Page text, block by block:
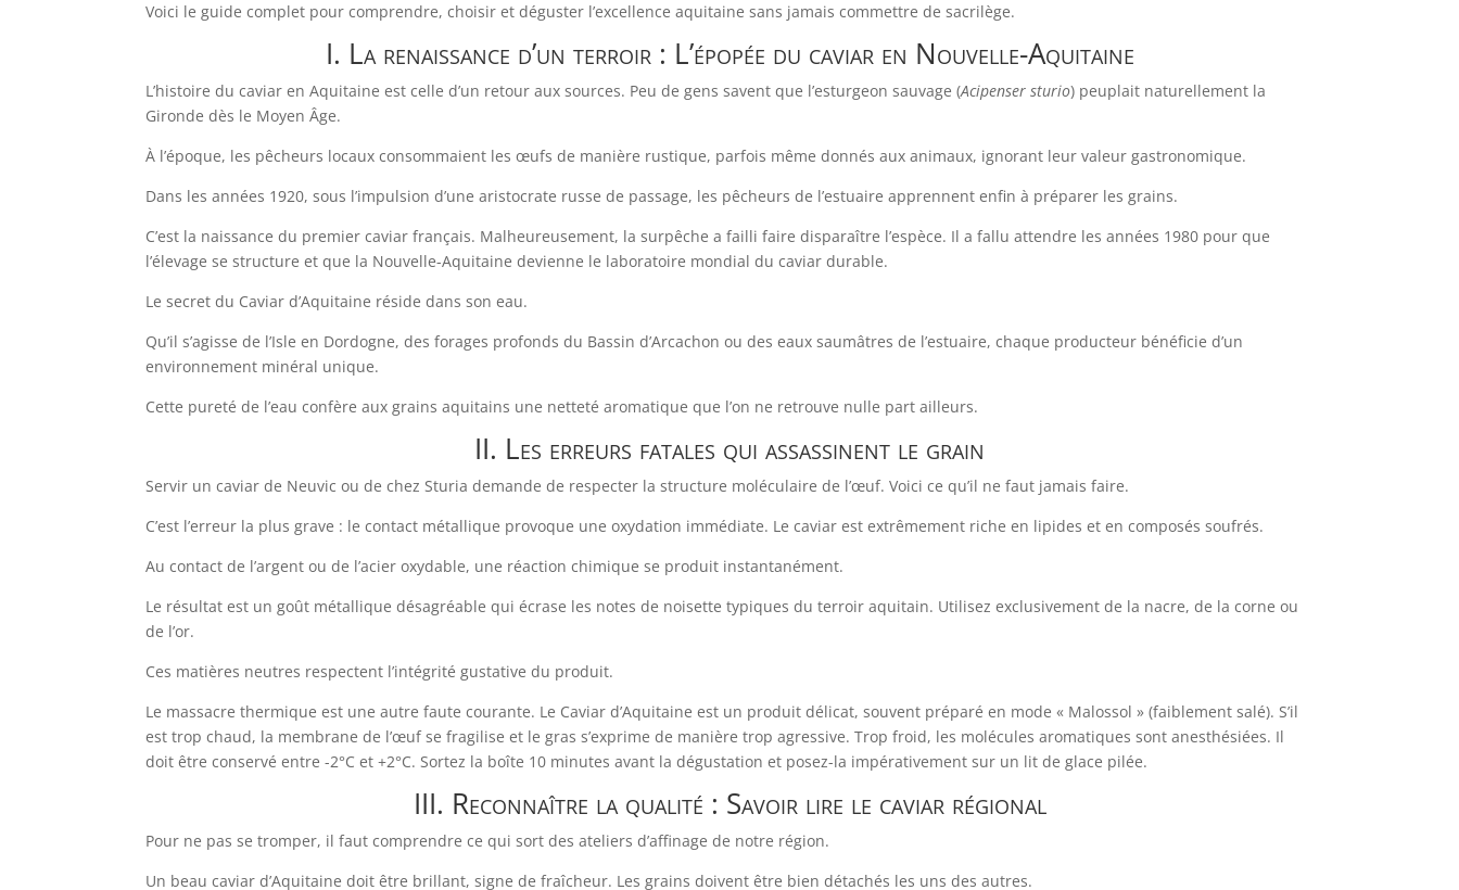
Voici le guide complet pour comprendre, choisir et déguster l’excellence aquitaine sans jamais commettre de sacrilège.
I. La renaissance d’un terroir : L’épopée du caviar en Nouvelle-Aquitaine
L’histoire du caviar en Aquitaine est celle d’un retour aux sources. Peu de gens savent que l’esturgeon sauvage (Acipenser sturio) peuplait naturellement la
Gironde dès le Moyen Âge.
À l’époque, les pêcheurs locaux consommaient les œufs de manière rustique, parfois même donnés aux animaux, ignorant leur valeur gastronomique.
Dans les années 1920, sous l’impulsion d’une aristocrate russe de passage, les pêcheurs de l’estuaire apprennent enfin à préparer les grains.
C’est la naissance du premier caviar français. Malheureusement, la surpêche a failli faire disparaître l’espèce. Il a fallu attendre les années 1980 pour que
l’élevage se structure et que la Nouvelle-Aquitaine devienne le laboratoire mondial du caviar durable.
Le secret du Caviar d’Aquitaine réside dans son eau.
Qu’il s’agisse de l’Isle en Dordogne, des forages profonds du Bassin d’Arcachon ou des eaux saumâtres de l’estuaire, chaque producteur bénéficie d’un
environnement minéral unique.
Cette pureté de l’eau confère aux grains aquitains une netteté aromatique que l’on ne retrouve nulle part ailleurs.
II. Les erreurs fatales qui assassinent le grain
Servir un caviar de Neuvic ou de chez Sturia demande de respecter la structure moléculaire de l’œuf. Voici ce qu’il ne faut jamais faire.
C’est l’erreur la plus grave : le contact métallique provoque une oxydation immédiate. Le caviar est extrêmement riche en lipides et en composés soufrés.
Au contact de l’argent ou de l’acier oxydable, une réaction chimique se produit instantanément.
Le résultat est un goût métallique désagréable qui écrase les notes de noisette typiques du terroir aquitain. Utilisez exclusivement de la nacre, de la corne ou
de l’or.
Ces matières neutres respectent l’intégrité gustative du produit.
Le massacre thermique est une autre faute courante. Le Caviar d’Aquitaine est un produit délicat, souvent préparé en mode « Malossol » (faiblement salé). S’il
est trop chaud, la membrane de l’œuf se fragilise et le gras s’exprime de manière trop agressive. Trop froid, les molécules aromatiques sont anesthésiées. Il
doit être conservé entre -2°C et +2°C. Sortez la boîte 10 minutes avant la dégustation et posez-la impérativement sur un lit de glace pilée.
III. Reconnaître la qualité : Savoir lire le caviar régional
Pour ne pas se tromper, il faut comprendre ce qui sort des ateliers d’affinage de notre région.
Un beau caviar d’Aquitaine doit être brillant, signe de fraîcheur. Les grains doivent être bien détachés les uns des autres.